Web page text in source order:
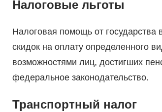
Налоговые льготы
Налоговая помощь от государства
скидок на оплату определенного
возможностями лиц, достигших
федеральное законодательство.
Транспортный налог